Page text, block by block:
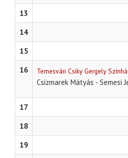
13
14
15
16
Temesvári Csiky Gergely
Csizmarek Mátyás - Semesi
17
18
19